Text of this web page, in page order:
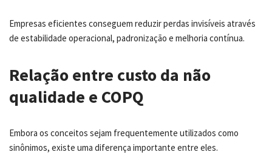
Empresas eficientes conseguem reduzir perdas invisíveis através
de estabilidade operacional, padronização e melhoria contínua.
Relação entre custo da não
qualidade e COPQ
Embora os conceitos sejam frequentemente utilizados como
sinônimos, existe uma diferença importante entre eles.